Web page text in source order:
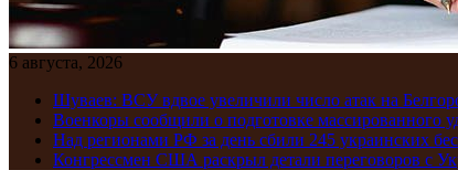
6 августа, 2026
Шуваев: ВСУ вдвое увеличили число атак на
Военкоры сообщили о подготовке массированного
Над регионами РФ за день сбили 245 украинских
Конгрессмен США раскрыл детали переговоров с